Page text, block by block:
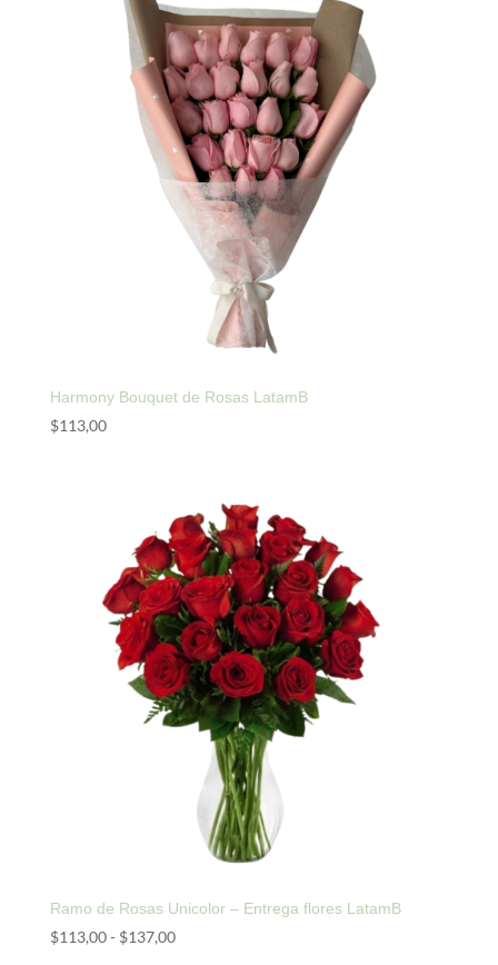
Harmony Bouquet de Rosas LatamB
$113,00
Ramo de Rosas Unicolor – Entrega flores LatamB
$113,00- $137,00Rango